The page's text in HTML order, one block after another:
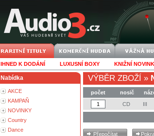
IHNED K DODÁNÍ LUXUSNÍ BOXY KNIŽNÍ
Nabídka
AKCE
KAMPAŇ
NOVINKY
Country
Dance
VÝBĚR ZBOŽÍ »
počet nosič
CD
III